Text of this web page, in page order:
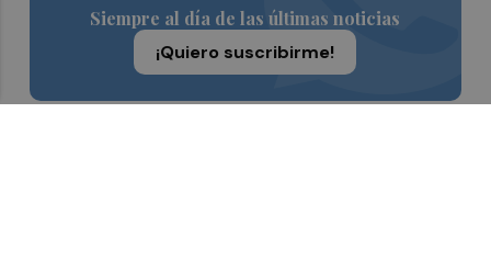
Siempre al día de las últimas noticias
¡Quiero suscribirme!